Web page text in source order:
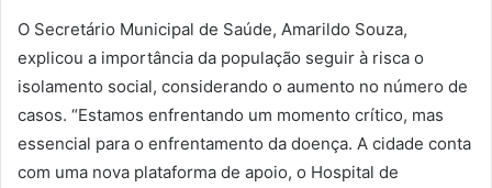
O Secretário Municipal de Saúde, Amarildo Souza,
explicou a importância da população seguir à risca o
isolamento social, considerando o aumento no número de
casos. “Estamos enfrentando um momento crítico, mas
essencial para o enfrentamento da doença. A cidade conta
com uma nova plataforma de apoio, o Hospital de